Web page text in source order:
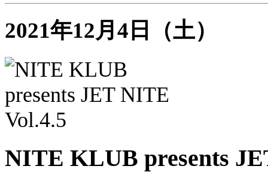
2021年12月4日（土）
NITE KLUB presents